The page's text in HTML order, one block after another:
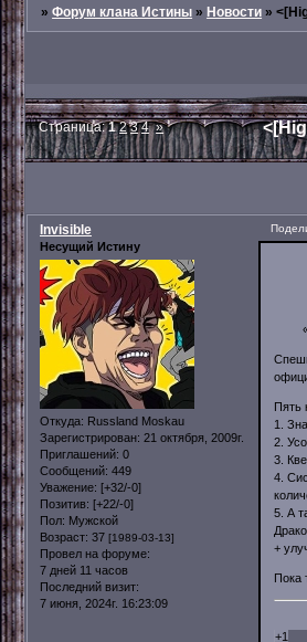
»Форум клана Истины »Новости »
Страница:1 2 3 4 »
Invisible
Несущий Истину
Откуда: Russland Moskau
Зарегистрирован: 21 октября, 2009г.
Приглашений: 0
Сообщений: 449
Уважение: [+32/-0]
Позитив: [+22/-0]
Пол: Мужской
Возраст: 37 [1989-03-13]
Провел на форуме:
7 дней 11 часов
Последний визит:
7 июня, 2024г. 16:23:09
Пять
1.
2.
3.
4.
5. А
+
Пока
+1